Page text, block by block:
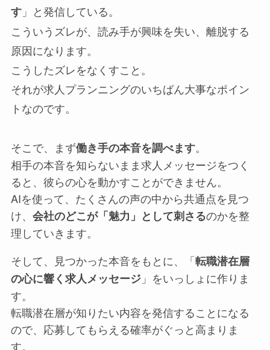
す」と発信している。
こういうズレが、読み手が興味を失い、離脱する
原因になります。
こうしたズレをなくすこと。
それが求人プランニングのいちばん大事なポイン
トなのです。
そこで、まず働き手の本音を調べます。
相手の本音を知らないまま求人メッセージをつく
ると、彼らの心を動かすことができません。
AIを使って、たくさんの声の中から共通点を見つ
け、 会社のどこが「魅力」として刺さるのかを整
理していきます。
そして、見つかった本音をもとに、「転職潜在層
の心に響く求人メッセージ」をいっしょに作りま
す。
転職潜在層が知りたい内容を発信することになる
ので、応募してもらえる確率がぐっと高まりま
す。